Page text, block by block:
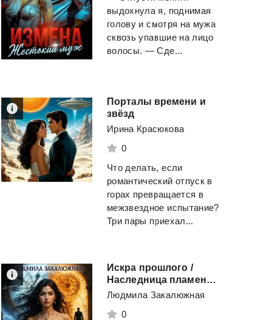
Бог злости (ЛП)
выдохнула я, поднимая
голову и смотря на мужа
сквозь упавшие на лицо
волосы. — Сде...
Порталы времени и
звёзд
Ирина Красюкова
0
Что делать, если
романтический отпуск в
горах превращается в
межзвездное испытание?
Три пары приехал...
Искра прошлого /
Наследница пламени (Цикл "Сердце Феникса")
Людмила Закалюжная
0